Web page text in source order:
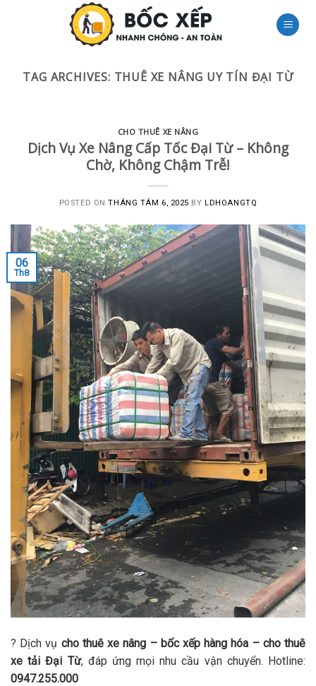
TAG ARCHIVES: THUÊ XE NÂNG UY TÍN ĐẠI TỪ
CHO THUÊ XE NÂNG
Dịch Vụ Xe Nâng Cấp Tốc Đại Từ – Không
Chờ, Không Chậm Trễ!
POSTED ONTHÁNG TÁM 6, 2025 BYLDHOANGTQ
06
Th8
? Dịch vụ cho thuê xe nâng – bốc xếp hàng hóa – cho thuê
xe tải Đại Từ, đáp ứng mọi nhu cầu vận chuyển. Hotline:
0947.255.000